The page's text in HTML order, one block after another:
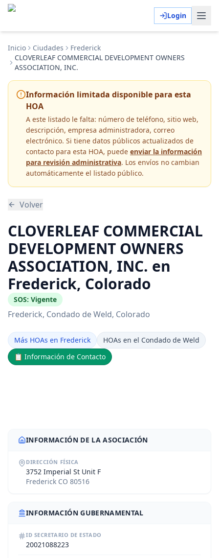
Login
Inicio Ciudades
Frederick
CLOVERLEAF COMMERCIAL DEVELOPMENT OWNERS
ASSOCIATION, INC.
Información limitada disponible para esta
HOA
A este listado le falta: número de teléfono, sitio web,
descripción, empresa administradora, correo
electrónico. Si tiene datos públicos actualizados de
contacto para esta HOA, puede enviar la información
para revisión administrativa. Los envíos no cambian
automáticamente el listado público.
Volver
CLOVERLEAF COMMERCIAL
DEVELOPMENT OWNERS
ASSOCIATION, INC. en
Frederick, Colorado
SOS: Vigente
Frederick, Condado de Weld, Colorado
Más HOAs en Frederick
HOAs en el Condado de Weld
📋 Información de Contacto
INFORMACIÓN DE LA ASOCIACIÓN
DIRECCIÓN FÍSICA
3752 Imperial St Unit F
Frederick CO 80516
INFORMACIÓN GUBERNAMENTAL
ID SECRETARIO DE ESTADO
20021088223